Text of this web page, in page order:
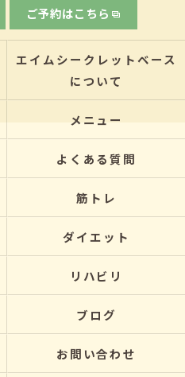
ご予約はこちら
エイムシークレットベース
について
メニュー
よくある質問
筋トレ
ダイエット
リハビリ
ブログ
お問い合わせ